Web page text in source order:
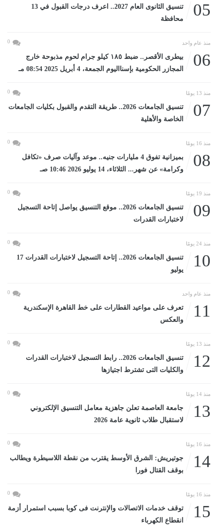
05
تنسيق الثانوى العام 2027.. اعرف درجات القبول في 13
محافظة
منذ عام واحد 0
06
بيطرى الأقصر.. ضبط ١٨٥ كيلو جرام لحوم مذبوحة خارج
المجازر الحكومية بإسنااليوم الجمعة، 4 أبريل 2025 08:54 مـ
منذ 13 يومًا 0
07
تنسيق الجامعات 2026.. طريقة التقدم والقبول بكليات الجامعات
الخاصة والأهلية
منذ 16 يومًا 0
08
بميزانية تفوق 4 مليارات جنيه.. موعد وآليات صرف «تكافل
وكرامة» عن شهر... الثلاثاء، 14 يوليو 2026 10:46 صـ
منذ 19 يومًا 0
09
تنسيق الجامعات 2026.. موقع التنسيق يواصل إتاحة التسجيل
لاختبارات القدرات
منذ 24 يومًا 0
10
تنسيق الجامعات 2026.. إتاحة التسجيل لاختبارات القدرات 17
يوليو
منذ عام واحد 0
11
تعرف على مواعيد القطارات على خط القاهرة الإسكندرية
والعكس
منذ 13 يومًا 0
12
تنسيق الجامعات 2026.. رابط التسجيل لاختبارات القدرات
والكليات التى تشترط اجتيازها
منذ 14 يومًا 0
13
جامعة العاصمة تعلن جاهزية معامل التنسيق الإلكتروني
لاستقبال طلاب ثانوية عامة 2026
منذ 16 يومًا 0
14
جوتيريش: الشرق الأوسط يقترب من نقطة اللاسيطرة ويطالب
بوقف القتال فورا
منذ 16 يومًا 0
15
توقف خدمات الاتصالات والإنترنت فى كوبا بسبب استمرار أزمة
انقطاع الكهرباء